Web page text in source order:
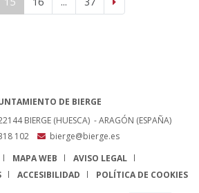
DE BIERGE
BIERGE (HUESCA) - ARAGÓN (ESPAÑA)
102
bierge@bierge.es
MAPA WEB
AVISO LEGAL
ACCESIBILIDAD POLÍTICA DE COOKIES